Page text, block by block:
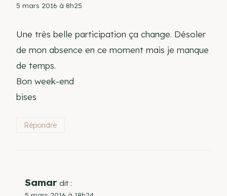
5 mars 2016 à 8h25
Une très belle participation ça change. Désoler
de mon absence en ce moment mais je manque
de temps.
Bon week-end
bises
Répondre
Samar dit :